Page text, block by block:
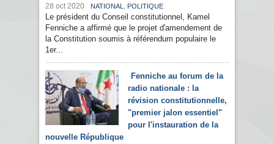
28 oct 2020 NATIONAL , POLITIQUE
Le président du Conseil constitutionnel, Kamel
Fenniche a affirmé que le projet d'amendement de
la Constitution soumis à référendum populaire le
1er...
Fenniche au forum de la
radio nationale : la
révision constitutionnelle,
"premier jalon essentiel"
pour l'instauration de la
nouvelle République